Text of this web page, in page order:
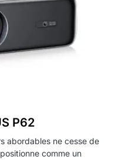
P62
abordables ne cesse de
comme un